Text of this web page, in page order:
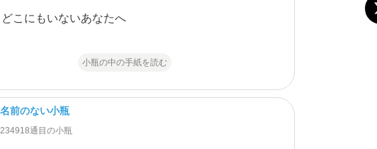
どこにもいないあなたへ
小瓶の中の手紙を読む
名前のない小瓶
234918通目の小瓶